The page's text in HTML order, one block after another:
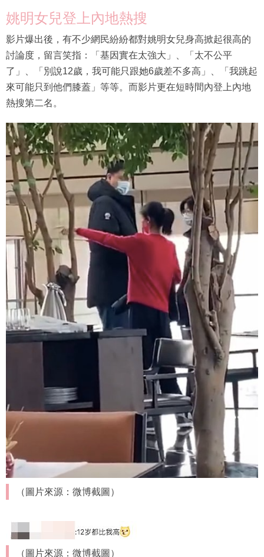
姚明女兒登上內地熱搜
影片爆出後，有不少網民紛紛都對姚明女兒身高掀起很高的
討論度，留言笑指：「基因實在太強大」、「太不公平
了」、「別說12歲，我可能只跟她6歲差不多高」、「我跳起
來可能只到他們膝蓋」等等。而影片更在短時間內登上內地
熱搜第二名。
（圖片來源：微博截圖）
（圖片來源：微博截圖）